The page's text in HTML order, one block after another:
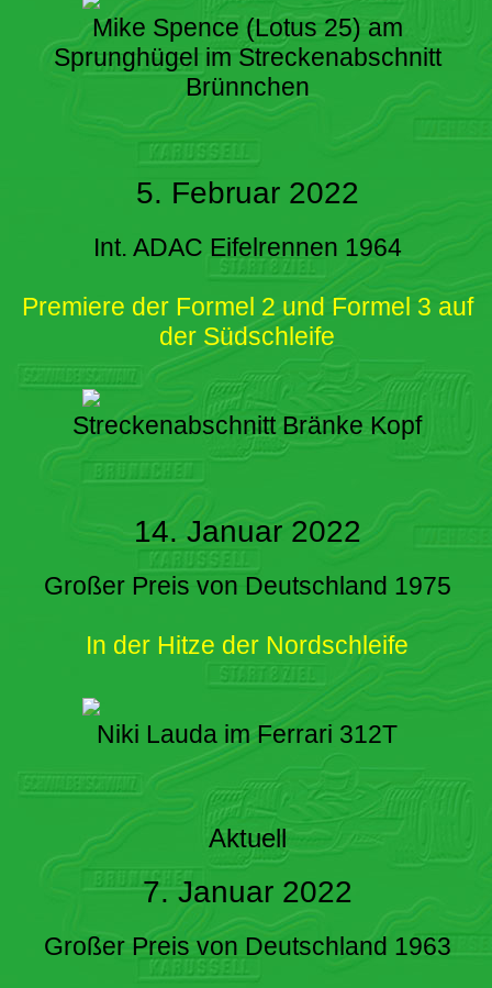
Mike Spence (Lotus 25) am
Sprunghügel im Streckenabschnitt
Brünnchen
5. Februar 2022
Int. ADAC Eifelrennen 1964
Premiere der Formel 2 und Formel 3 auf
der Südschleife
Streckenabschnitt Bränke Kopf
14. Januar 2022
Großer Preis von Deutschland 1975
In der Hitze der Nordschleife
Niki Lauda im Ferrari 312T
Aktuell
7. Januar 2022
Großer Preis von Deutschland 1963